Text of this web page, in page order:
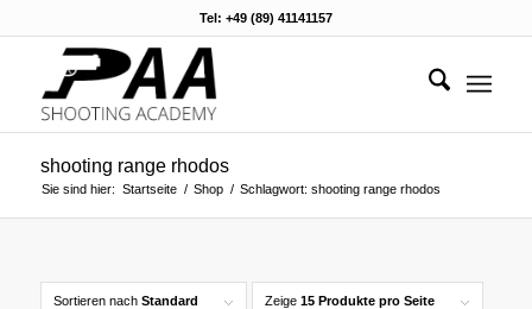
Tel: +49 (89) 41141157
shooting range rhodos
Sie sind hier: Startseite / Shop / Schlagwort: shooting range rhodos
Sortieren nach Standard Zeige 15 Produkte pro Seite